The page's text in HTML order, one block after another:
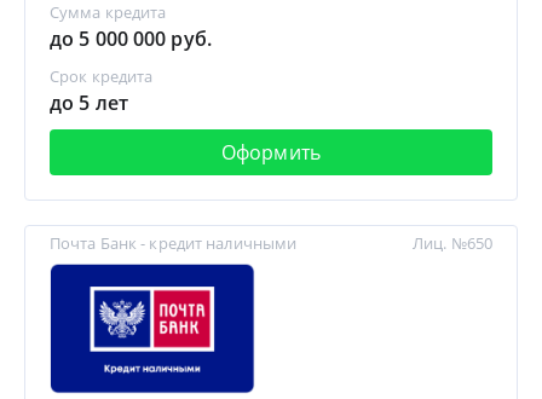
Сумма кредита
до 5 000 000 руб.
Срок кредита
до 5 лет
Оформить
Почта Банк - кредит наличными Лиц. №650